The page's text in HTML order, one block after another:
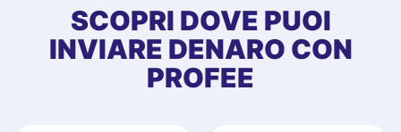
first started
app, and they
quick to provide
SCOPRI DOVE PUOI
INVIARE DENARO CON
PROFEE